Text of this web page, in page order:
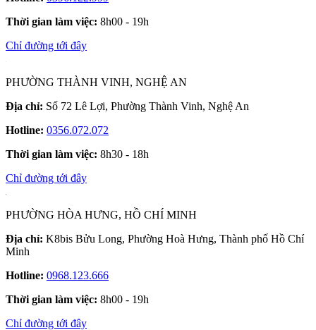
Thời gian làm việc: 8h00 - 19h
Chỉ đường tới đây
PHƯỜNG THÀNH VINH, NGHỆ AN
Địa chỉ: Số 72 Lê Lợi, Phường Thành Vinh, Nghệ An
Hotline: 0356.072.072
Thời gian làm việc: 8h30 - 18h
Chỉ đường tới đây
PHƯỜNG HÒA HƯNG, HỒ CHÍ MINH
Địa chỉ: K8bis Bửu Long, Phường Hoà Hưng, Thành phố Hồ Chí
Minh
Hotline: 0968.123.666
Thời gian làm việc: 8h00 - 19h
Chỉ đường tới đây